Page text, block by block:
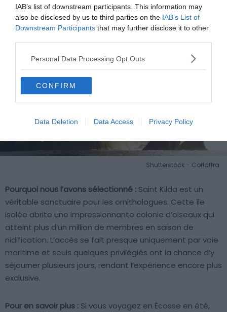
IAB’s list of downstream participants. This information may
also be disclosed by us to third parties on the IAB’s List of
Downstream Participants that may further disclose it to other
Personal Data Processing Opt Outs
CONFIRM
Data Deletion Data Access Privacy Policy
Shutterstock – Corlaffra
Pourquoi nous l’avons sélectionné : Saint Kilda est un
véritable sanctuaire pour les ornithologues. Cette île
isolée abrite une impressionnante colonie d’oiseaux qui
atteint plus d’un million de membres en saison de
nidification. L’accès se fait presque uniquement par voie
maritime et seuls quelques privilégiés ont la chance d’y
séjourner plusieurs jours, rendant l’expérience encore plus
exclusive.
Pour en savoir plus : Si vous voyagez en Écosse en été,